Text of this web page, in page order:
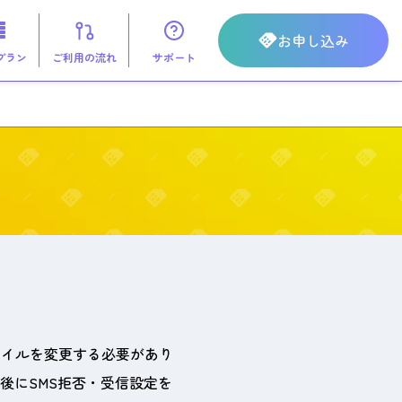
ラン ご利用の流れ サポート
お申し込み
ルを変更する必要があり
にSMS拒否・受信設定を